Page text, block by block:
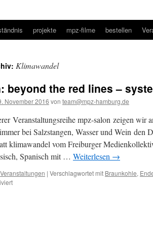
projekte mpz-filme bestellen
Klimawandel
beyond the red lines –
November 2016 von team@mpz-hamburg.de
Veranstaltungsreihe mpz-salon zeigen wir
bei Salzstangen, Wasser und Wein den
klimawandel vom Freiburger
Spanisch mit … Weiterlesen →
Veranstaltungen | Verschlagwortet mit Braunkohle,
für